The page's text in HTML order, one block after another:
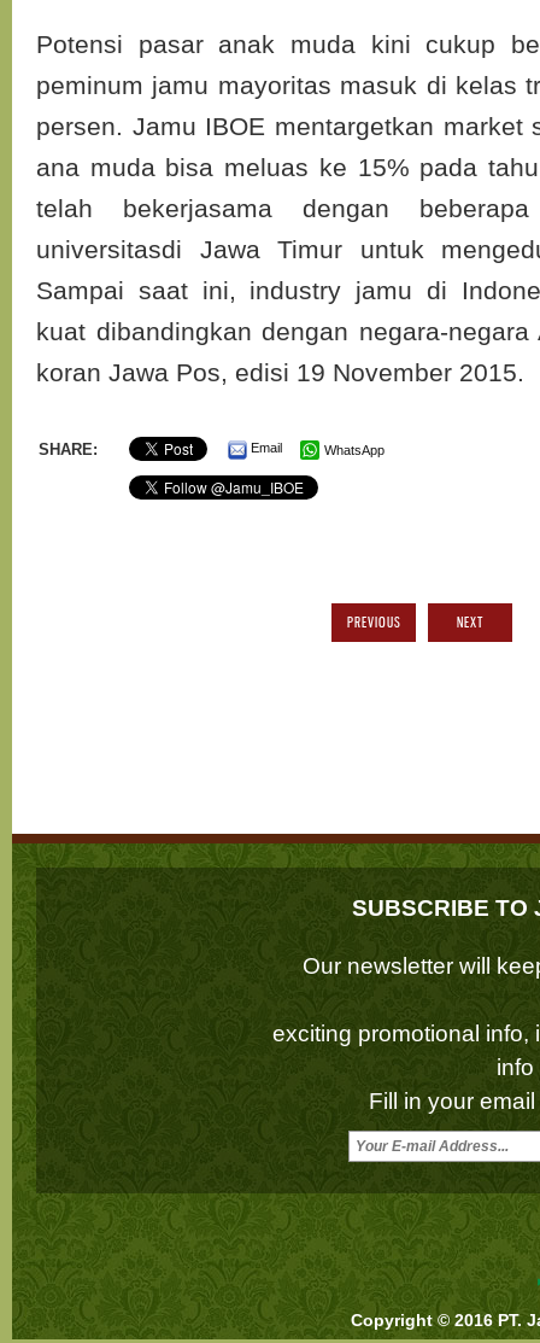
Potensi pasar anak muda kini cukup
peminum jamu mayoritas masuk di kelas
persen. Jamu IBOE mentargetkan
ana muda bisa meluas ke 15% pada
telah bekerjasama dengan
universitasdi Jawa Timur untuk
Sampai saat ini, industry jamu di
kuat dibandingkan dengan negara-
koran Jawa Pos, edisi 19 November 2015.
SHARE: Email WhatsApp
PREVIOUS NEXT
SUBSCRIBE TO
Our newsletter will
exciting promotional info,
info
Fill in your
Copyright © 2016 PT.